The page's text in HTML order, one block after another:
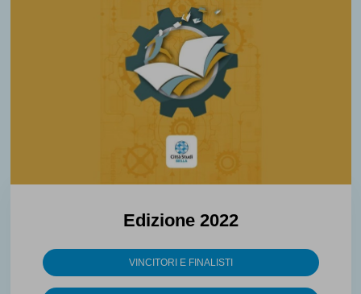
Edizione 2022
VINCITORI E FINALISTI